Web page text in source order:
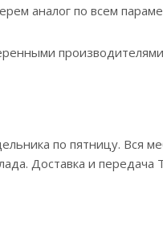
аналог по всем
производителями
по пятницу. Вся
Доставка и